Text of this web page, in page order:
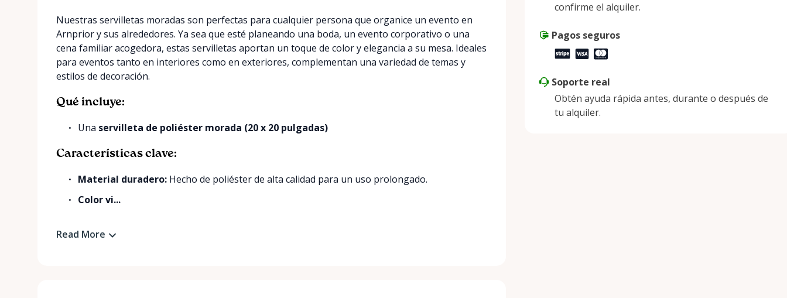
Nuestras servilletas moradas son perfectas para cualquier persona que organice un evento en
Arnprior y sus alrededores. Ya sea que esté planeando una boda, un evento corporativo o una
cena familiar acogedora, estas servilletas aportan un toque de color y elegancia a su mesa. Ideales
para eventos tanto en interiores como en exteriores, complementan una variedad de temas y
estilos de decoración.
Qué incluye:
Una servilleta de poliéster morada (20 x 20 pulgadas)
Características clave:
Material duradero: Hecho de poliéster de alta calidad para un uso prolongado.
Color vi...
Read More
confirme el alquiler.
Pagos seguros
Soporte real
Obtén ayuda rápida antes, durante o después de
tu alquiler.